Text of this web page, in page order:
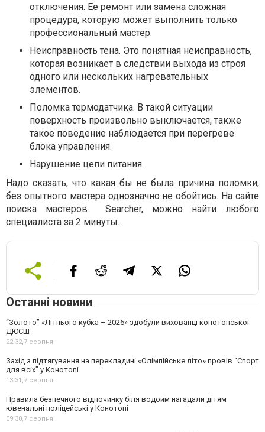
отключения. Ее ремонт или замена сложная
процедура, которую может выполнить только
профессиональный мастер.
Неисправность тена. Это понятная неисправность,
которая возникает в следствии выхода из строя
одного или нескольких нагревательных
элементов.
Поломка термодатчика. В такой ситуации
поверхность произвольно выключается, также
такое поведение наблюдается при перегреве
блока управления.
Нарушение цепи питания.
Надо сказать, что какая бы не была причина поломки,
без опытного мастера однозначно не обойтись. На сайте
поиска мастеров Searcher, можно найти любого
специалиста за 2 минуты.
Останні новини
“Золото” «Літнього кубка – 2026» здобули вихованці конотопської
ДЮСШ
22:32,7 серпня
Захід з підтягування на перекладині «Олімпійське літо» провів “Спорт
для всіх” у Конотопі
13:31,7 серпня
Правила безпечного відпочинку біля водойм нагадали дітям
ювенальні поліцейські у Конотопі
09:30,7 серпня